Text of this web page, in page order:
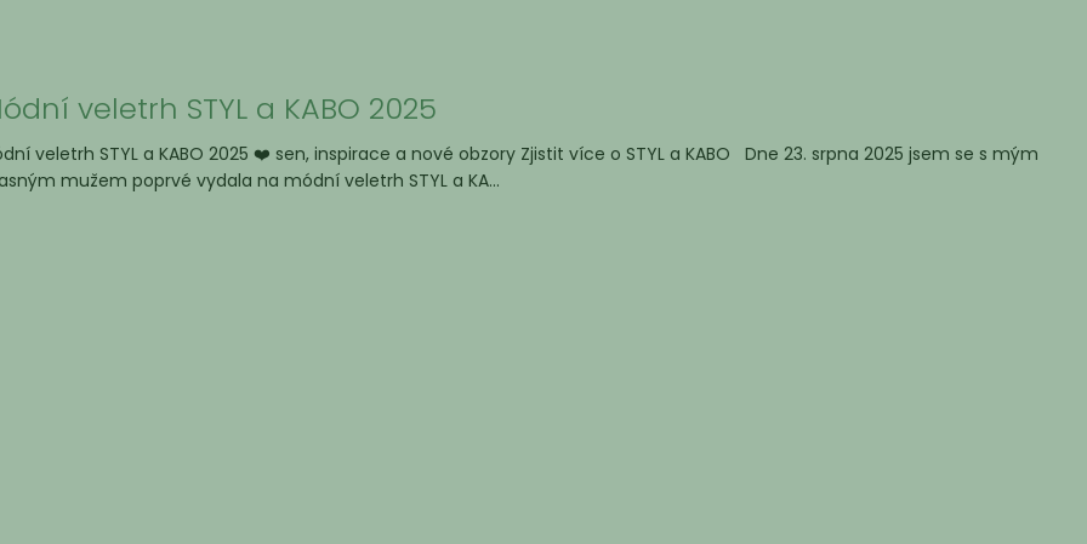
veletrh STYL a KABO 2025
veletrh STYL a KABO 2025 ❤️ sen, inspirace a nové obzory Zjistit více o STYL a KABO Dne 23. srpna 2025 jsem se s mým
mužem poprvé vydala na módní veletrh STYL a KA...